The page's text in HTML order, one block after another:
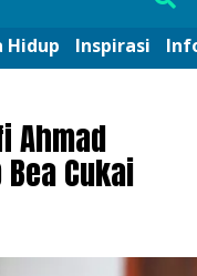
Hidup Inspirasi
Ahmad
Cukai